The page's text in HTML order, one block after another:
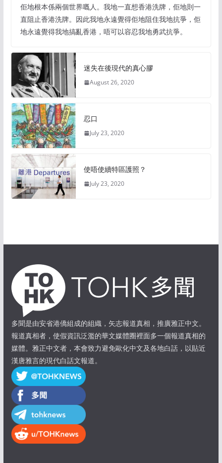
佢地根本係兩個世界嘅人。我地一直想香港洗牌，佢地則一
直阻止香港洗牌。因此我地永遠覺得佢地阻住我地抗爭，佢
地永遠覺得我地搞亂香港，唔可以容忍我地勇武抗爭。
迷失在後現代的真心膠
August 26, 2020
忍口
July 23, 2020
使唔使續特區護照？
July 23, 2020
多聞是由安省港僑組成的組織，矢志報道真相，推廣雅正中文。
報道真相者，使假資訊泛濫的華文媒體圈裡面多一個報道真相的
媒體。雅正中文者，本會致力避免歐化中文及各地白話，以貼近
漢唐雅言的現代白話文報道。